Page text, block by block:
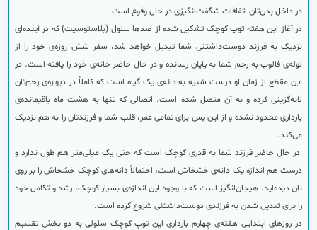
در داخل بدن‌تان اتفاقات شگفت‌انگیزی در حال وقوع است.
در آغاز این هفته توپ کوچک تشکیل شده از صدها سلول (بلاستوسیت) که در آینده‌ای
نزدیک به فرزند دوست‌داشتنی شما تبدیل خواهد شد، سفر شش روزه‌ی خود را از
لوله‌ی فالوپ به رحم شما به پایان رسانده و در حال حاضر خانه‌ی خود را یافته است. در
این مقطع از زمان او درست شبیه به دانه‌ی یک گیاه است که کاملاً در دیواره‌ی رحم‌تان
لانه‌گزینی کرده و به آن متصل شده است. اتصالی که تنها به هشت ماه باقیمانده‌ی
بارداری محدود نشده و از این پس برای تمامی عمر، قلب شما و فرزندتان را به هم نزدیک
می‌کند.
در حال حاضر فرزند شما به قدری کوچک است که حتی یک میلی‌متر هم طول ندارد و
درست هم اندازه یک دانه‌ی خشخاش است، احتمالاً دانه‌های کوچک خشخاش را بر روی
نان دیده‌اید. هیجان‌انگیز است که با وجود این اندازه‌ی بسیار کوچک، رشد و تکامل خود
را برای تبدیل شدن به فرزندی دوست‌داشتنی شروع کرده است.
در روزهای ابتدایی هفته‌ی چهارم بارداری این توپ کوچک سلولی به دو بخش تقسیم